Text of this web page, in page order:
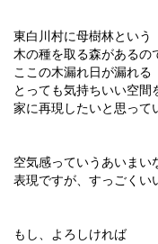
東白川村に母樹林という
木の種を取る森があるの
ここの木漏れ日が漏れる
とっても気持ちいい空間
家に再現したいと思って
空気感っていうあいまい
表現ですが、すっごくい
もし、よろしければ